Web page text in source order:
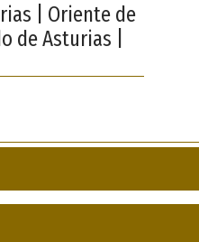
| Oriente de
de Asturias |